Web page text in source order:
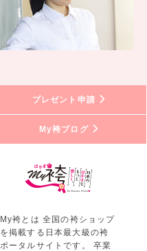
プレゼント申請
My袴ブログ
My袴とは 全国の袴ショップ
を掲載する日本最大級の袴
ポータルサイトです。 卒業